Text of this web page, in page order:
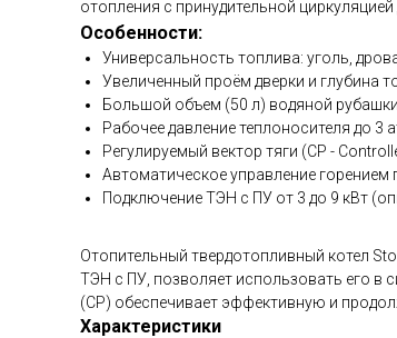
отопления с принудительной
Особенности:
Универсальность топлива: уголь,
Увеличенный проём дверки и глубина
Большой объем (50 л) водяной
Рабочее давление теплоносителя до 3
Регулируемый вектор тяги (СP -
Автоматическое управление горением
Подключение ТЭН с ПУ от 3 до 9 кВт
Отопительный твердотопливный котел
ТЭН с ПУ, позволяет использовать его в
(CP) обеспечивает эффективную и
Характеристики